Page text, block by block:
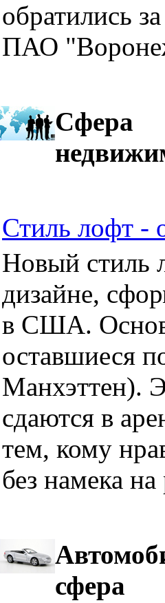
обратились
ПАО
Сфера
Стиль лофт -
Новый стиль
дизайне,
в США.
оставшиеся
Манхэттен).
сдаются в
тем, кому
без намека
сфера